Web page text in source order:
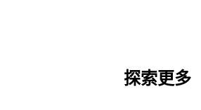
探索更多